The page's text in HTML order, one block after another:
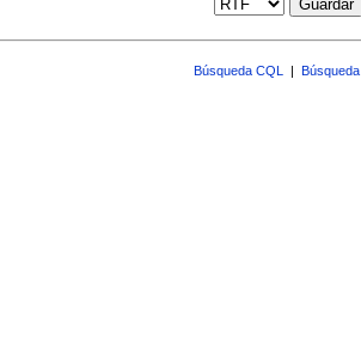
Guardar
Búsqueda CQL